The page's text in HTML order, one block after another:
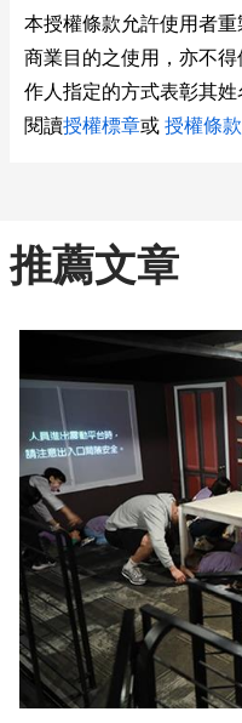
本授權條款允許使用者
商業目的之使用，亦不
作人指定的方式表彰其姓
閱讀授權標章或 授權條
推薦文章